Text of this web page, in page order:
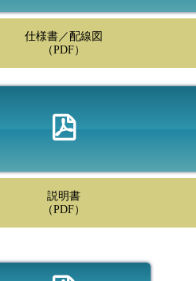
仕様書／配線図
（PDF）
説明書
（PDF）